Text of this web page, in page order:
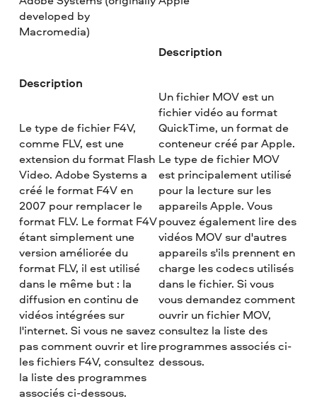
developed by
Macromedia)
Description
Le type de fichier F4V,
comme FLV, est une
extension du format Flash
Video. Adobe Systems a
créé le format F4V en
2007 pour remplacer le
format FLV. Le format F4V
étant simplement une
version améliorée du
format FLV, il est utilisé
dans le même but : la
diffusion en continu de
vidéos intégrées sur
l'internet. Si vous ne savez
pas comment ouvrir et lire
les fichiers F4V, consultez
la liste des programmes
associés ci-dessous.
Description
Un fichier MOV est un
fichier vidéo au format
QuickTime, un format de
conteneur créé par Apple.
Le type de fichier MOV
est principalement utilisé
pour la lecture sur les
appareils Apple. Vous
pouvez également lire des
vidéos MOV sur d'autres
appareils s'ils prennent en
charge les codecs utilisés
dans le fichier. Si vous
vous demandez comment
ouvrir un fichier MOV,
consultez la liste des
programmes associés ci-
dessous.